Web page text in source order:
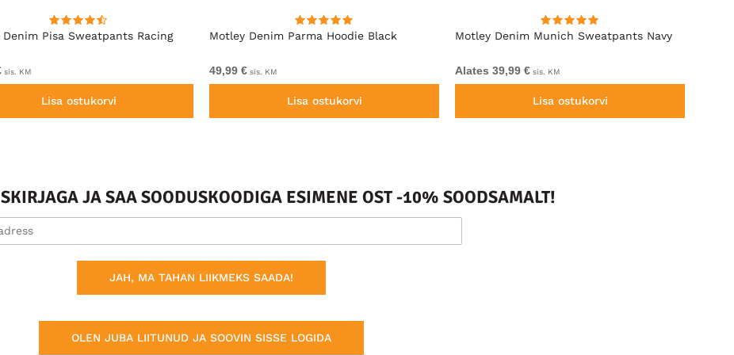
Denim Pisa Sweatpants Racing
sis. KM
Lisa ostukorvi
Motley Denim Parma Hoodie Black
49,99 € sis. KM
Lisa ostukorvi
Motley Denim Munich Sweatpants Navy
Alates 39,99 € sis. KM
Lisa ostukorvi
JA SAA SOODUSKOODIGA ESIMENE OST -10% SOODSAMALT!
JAH, MA TAHAN LIIKMEKS SAADA!
OLEN JUBA LIITUNUD JA SOOVIN SISSE LOGIDA